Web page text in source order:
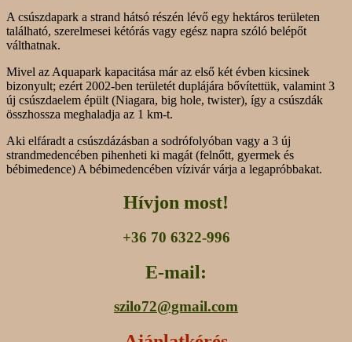
A csúszdapark a strand hátsó részén lévő egy hektáros területen
található, szerelmesei kétórás vagy egész napra szóló belépőt
válthatnak.
Mivel az Aquapark kapacitása már az első két évben kicsinek
bizonyult; ezért 2002-ben területét duplájára bővítettük, valamint 3
új csúszdaelem épült (Niagara, big hole, twister), így a csúszdák
összhossza meghaladja az 1 km-t.
Aki elfáradt a csúszdázásban a sodrófolyóban vagy a 3 új
strandmedencében pihenheti ki magát (felnőtt, gyermek és
bébimedence) A bébimedencében vízivár várja a legapróbbakat.
Hívjon most!
+36 70 6322-996
E-mail:
szilo72@gmail.com